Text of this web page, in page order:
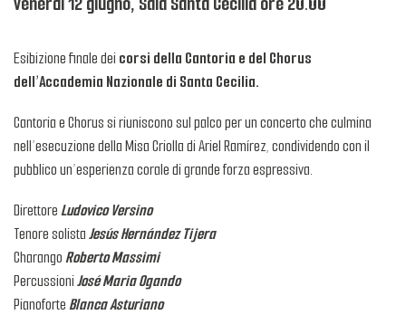
Esibizione finale deicorsi della Cantoria e del Chorus
dell’Accademia Nazionale di Santa Cecilia.
Cantoria e Chorus si riuniscono sul palco per un concerto che culmina
nell’esecuzione della Misa Criolla di Ariel Ramírez, condividendo con il
pubblico un’esperienza corale di grande forza espressiva.
DirettoreLudovico Versino
Tenore solistaJesús Hernández Tijera
CharangoRoberto Massimi
PercussioniJosé Maria Ogando
PianoforteBlanca Asturiano